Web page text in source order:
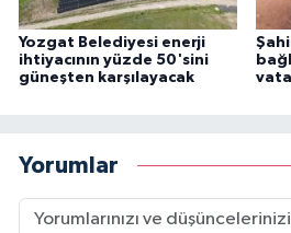
Yozgat Belediyesi enerji
ihtiyacının yüzde 50'sini
güneşten karşılayacak
Yorumlar